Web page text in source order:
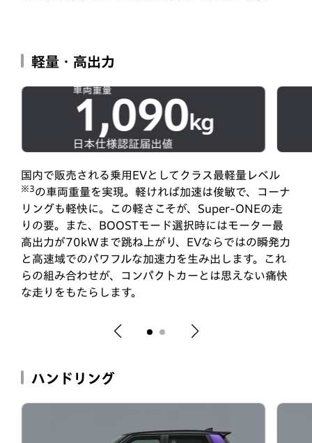
軽量・高出力
車両重量
1,090 kg
日本仕様認証届出値
国内で販売される乗用EVとしてクラス最軽量レベル
※3の車両重量を実現。軽ければ加速は俊敏で、コーナ
リングも軽快に。この軽さこそが、Super-ONEの走
りの要。また、BOOSTモード選択時にはモーター最
高出力が70kWまで跳ね上がり、EVならではの瞬発力
と高速域でのパワフルな加速力を生み出します。これ
らの組み合わせが、コンパクトカーとは思えない痛快
な走りをもたらします。
ハンドリング